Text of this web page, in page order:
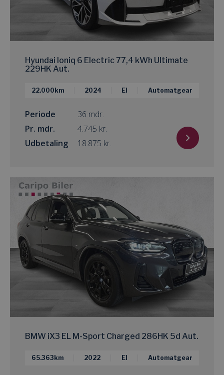
Hyundai Ioniq 6 Electric 77,4 kWh Ultimate
229HK Aut.
22.000km 2024 El Automatgear
Periode
36 mdr.
Pr. mdr.
kr.
Udbetaling
kr.
BMW iX3 EL M-Sport Charged 286HK 5d Aut.
65.363km 2022 El Automatgear